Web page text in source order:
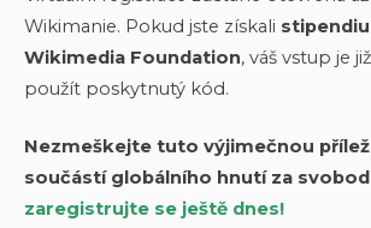
Wikimanie. Pokud jste získali
Wikimedia Foundation, váš vstup je
použít poskytnutý kód.
Nezmeškejte tuto výjimečnou
součástí globálního hnutí za
zaregistrujte se ještě dnes!